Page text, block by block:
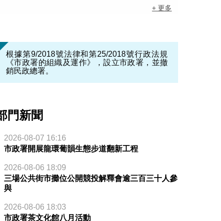
+ 更多
根據第9/2018號法律和第25/2018號行政法規
《市政署的組織及運作》，設立市政署，並撤
銷民政總署。
門新聞
2026-08-07 16:16
市政署開展龍環葡韻生態步道翻新工程
2026-08-06 18:09
三場公共街市攤位公開競投解釋會逾三百三十人參
與
2026-08-06 18:03
市政署茶文化館八月活動